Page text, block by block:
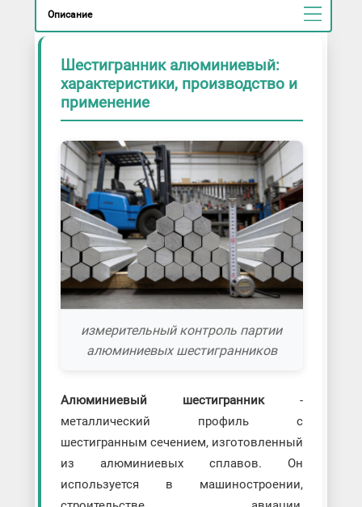
Описание
Шестигранник алюминиевый:
характеристики, производство и
применение
измерительный контроль партии
алюминиевых шестигранников
Алюминиевый шестигранник-
металлический профиль с
шестигранным сечением, изготовленный
из алюминиевых сплавов. Он
используется в машиностроении,